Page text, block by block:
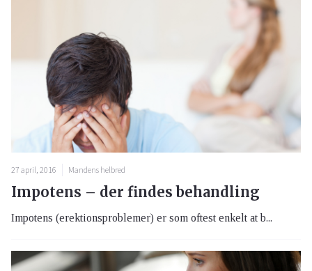
27 april, 2016 Mandens helbred
Impotens – der findes behandling
Impotens (erektionsproblemer) er som oftest enkelt at b...